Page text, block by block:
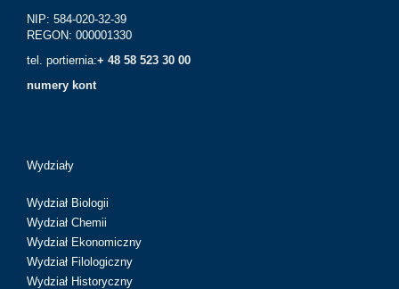
NIP: 584-020-32-39
REGON: 000001330
tel. portiernia:+ 48 58 523 30 00
numery kont
Wydziały
Wydział Biologii
Wydział Chemii
Wydział Ekonomiczny
Wydział Filologiczny
Wydział Historyczny